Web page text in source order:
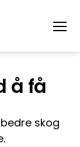
å få
skog